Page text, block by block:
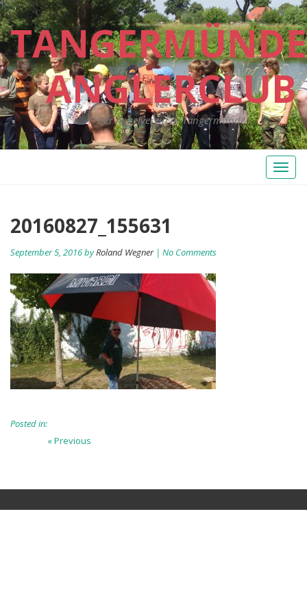
ANGLERCLUB
Der Angelverein in Tangermünde
Toggle
20160827_155631
September 5, 2016 byRoland Wegner| No Comments
Posted in:
Beitragsnavigation
« Previous